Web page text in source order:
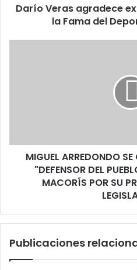
delDarío Veras agradece
la Fama del
PUEBLO"
POR
PRODUCTIVA
MIGUEL ARREDONDO
"DEFENSOR DEL
MACORÍS POR SU
Publicaciones